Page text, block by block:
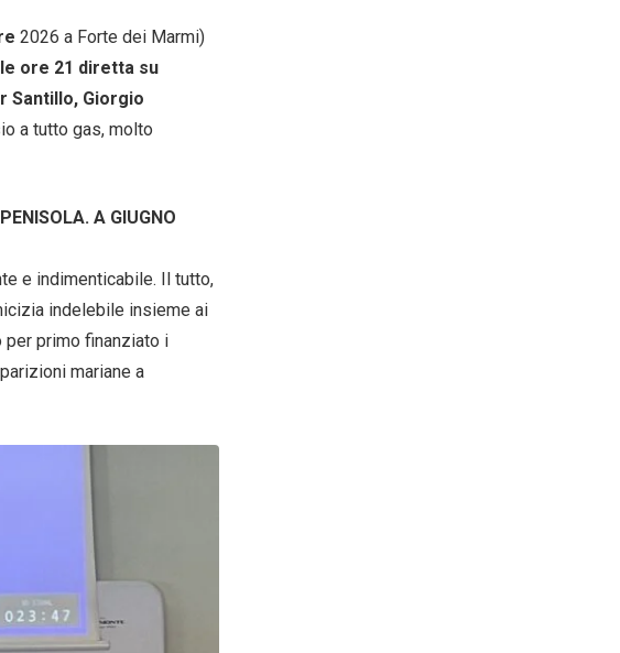
2026 a Forte dei Marmi)
ore 21 diretta su
Santillo, Giorgio
a tutto gas, molto
A GIUGNO
e indimenticabile. Il tutto,
indelebile insieme ai
per primo finanziato i
mariane a